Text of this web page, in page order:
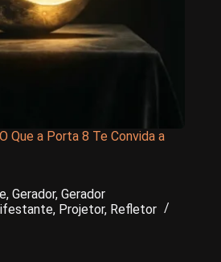
Que a Porta 8 Te Convida a
, Gerador, Gerador
, Projetor, Refletor